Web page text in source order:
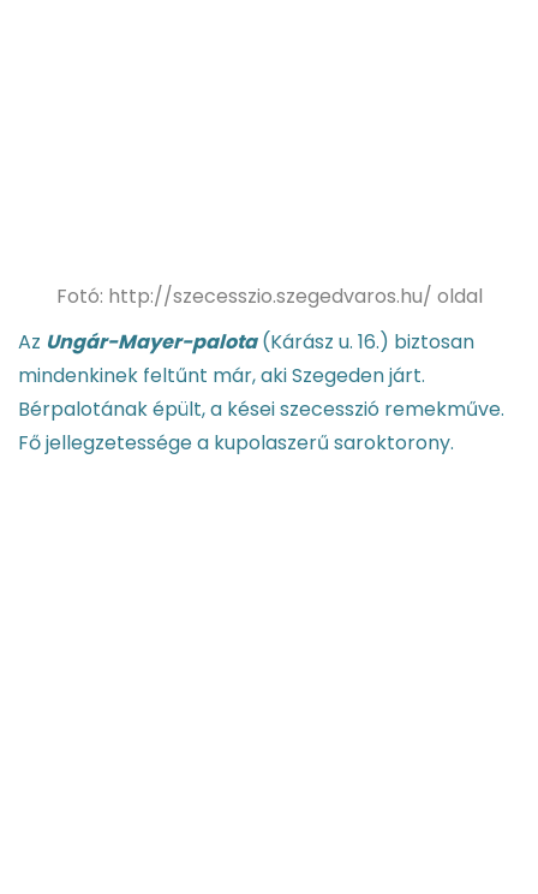
Fotó: http://szecesszio.szegedvaros.hu/ oldal
Az Ungár-Mayer-palota(Kárász u. 16.) biztosan
mindenkinek feltűnt már, aki Szegeden járt.
Bérpalotának épült, a kései szecesszió remekműve.
Fő jellegzetessége a kupolaszerű saroktorony.